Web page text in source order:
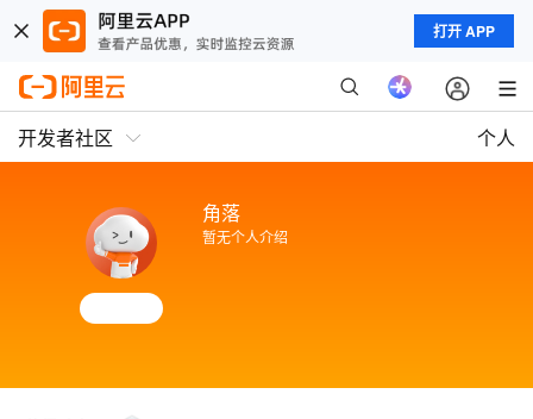
打开 APP
开发者社区 个人
角落
暂无个人介绍